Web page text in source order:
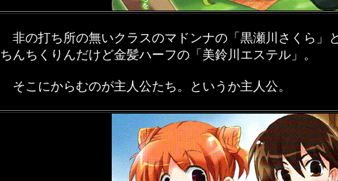
非の打ち所の無いクラスのマドンナの「黒瀬川さくら」
ちんちくりんだけど金髪ハーフの「美鈴川エステル」。
そこにからむのが主人公たち。というか主人公。